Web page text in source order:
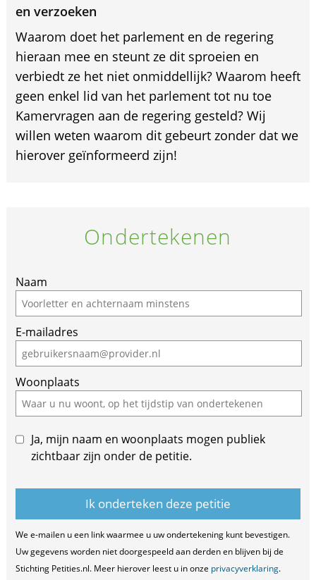
en verzoeken
Waarom doet het parlement en de regering
hieraan mee en steunt ze dit sproeien en
verbiedt ze het niet onmiddellijk? Waarom heeft
geen enkel lid van het parlement tot nu toe
Kamervragen aan de regering gesteld? Wij
willen weten waarom dit gebeurt zonder dat we
hierover geïnformeerd zijn!
Ondertekenen
Naam
E-mailadres
Woonplaats
Ja, mijn naam en woonplaats mogen publiek
zichtbaar zijn onder de petitie.
We e-mailen u een link waarmee u uw ondertekening kunt bevestigen.
Uw gegevens worden niet doorgespeeld aan derden en blijven bij de
Stichting Petities.nl. Meer hierover leest u in onze privacyverklaring.